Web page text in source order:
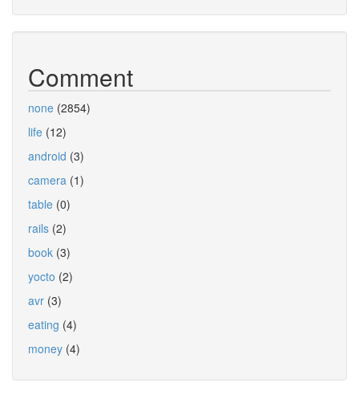
Comment
none (2854)
life (12)
android (3)
camera (1)
table (0)
rails (2)
book (3)
yocto (2)
avr (3)
eating (4)
money (4)